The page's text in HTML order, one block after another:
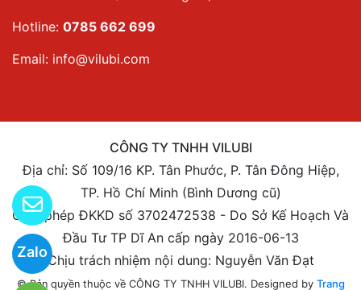
Zalo
Hotline: 0785 662 699
Email: info@vilubi.com
CÔNG TY TNHH VILUBI
Địa chỉ: Số 109/16 KP. Tân Phước, P. Tân Đông Hiệp,
TP. Hồ Chí Minh (Bình Dương cũ)
Giấy phép ĐKKD số 3702472538 - Do Sở Kế Hoạch Và
Đầu Tư TP Dĩ An cấp ngày 2016-06-13
Chịu trách nhiệm nội dung: Nguyễn Văn Đạt
© Bản quyền thuộc về CÔNG TY TNHH VILUBI. Designed by Trang